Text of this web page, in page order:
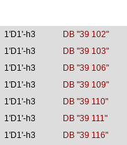
1'D1'-h3
DB "39 102"
1'D1'-h3
DB "39 103"
1'D1'-h3
DB "39 106"
1'D1'-h3
DB "39 109"
1'D1'-h3
DB "39 110"
1'D1'-h3
DB "39 111"
1'D1'-h3
DB "39 116"